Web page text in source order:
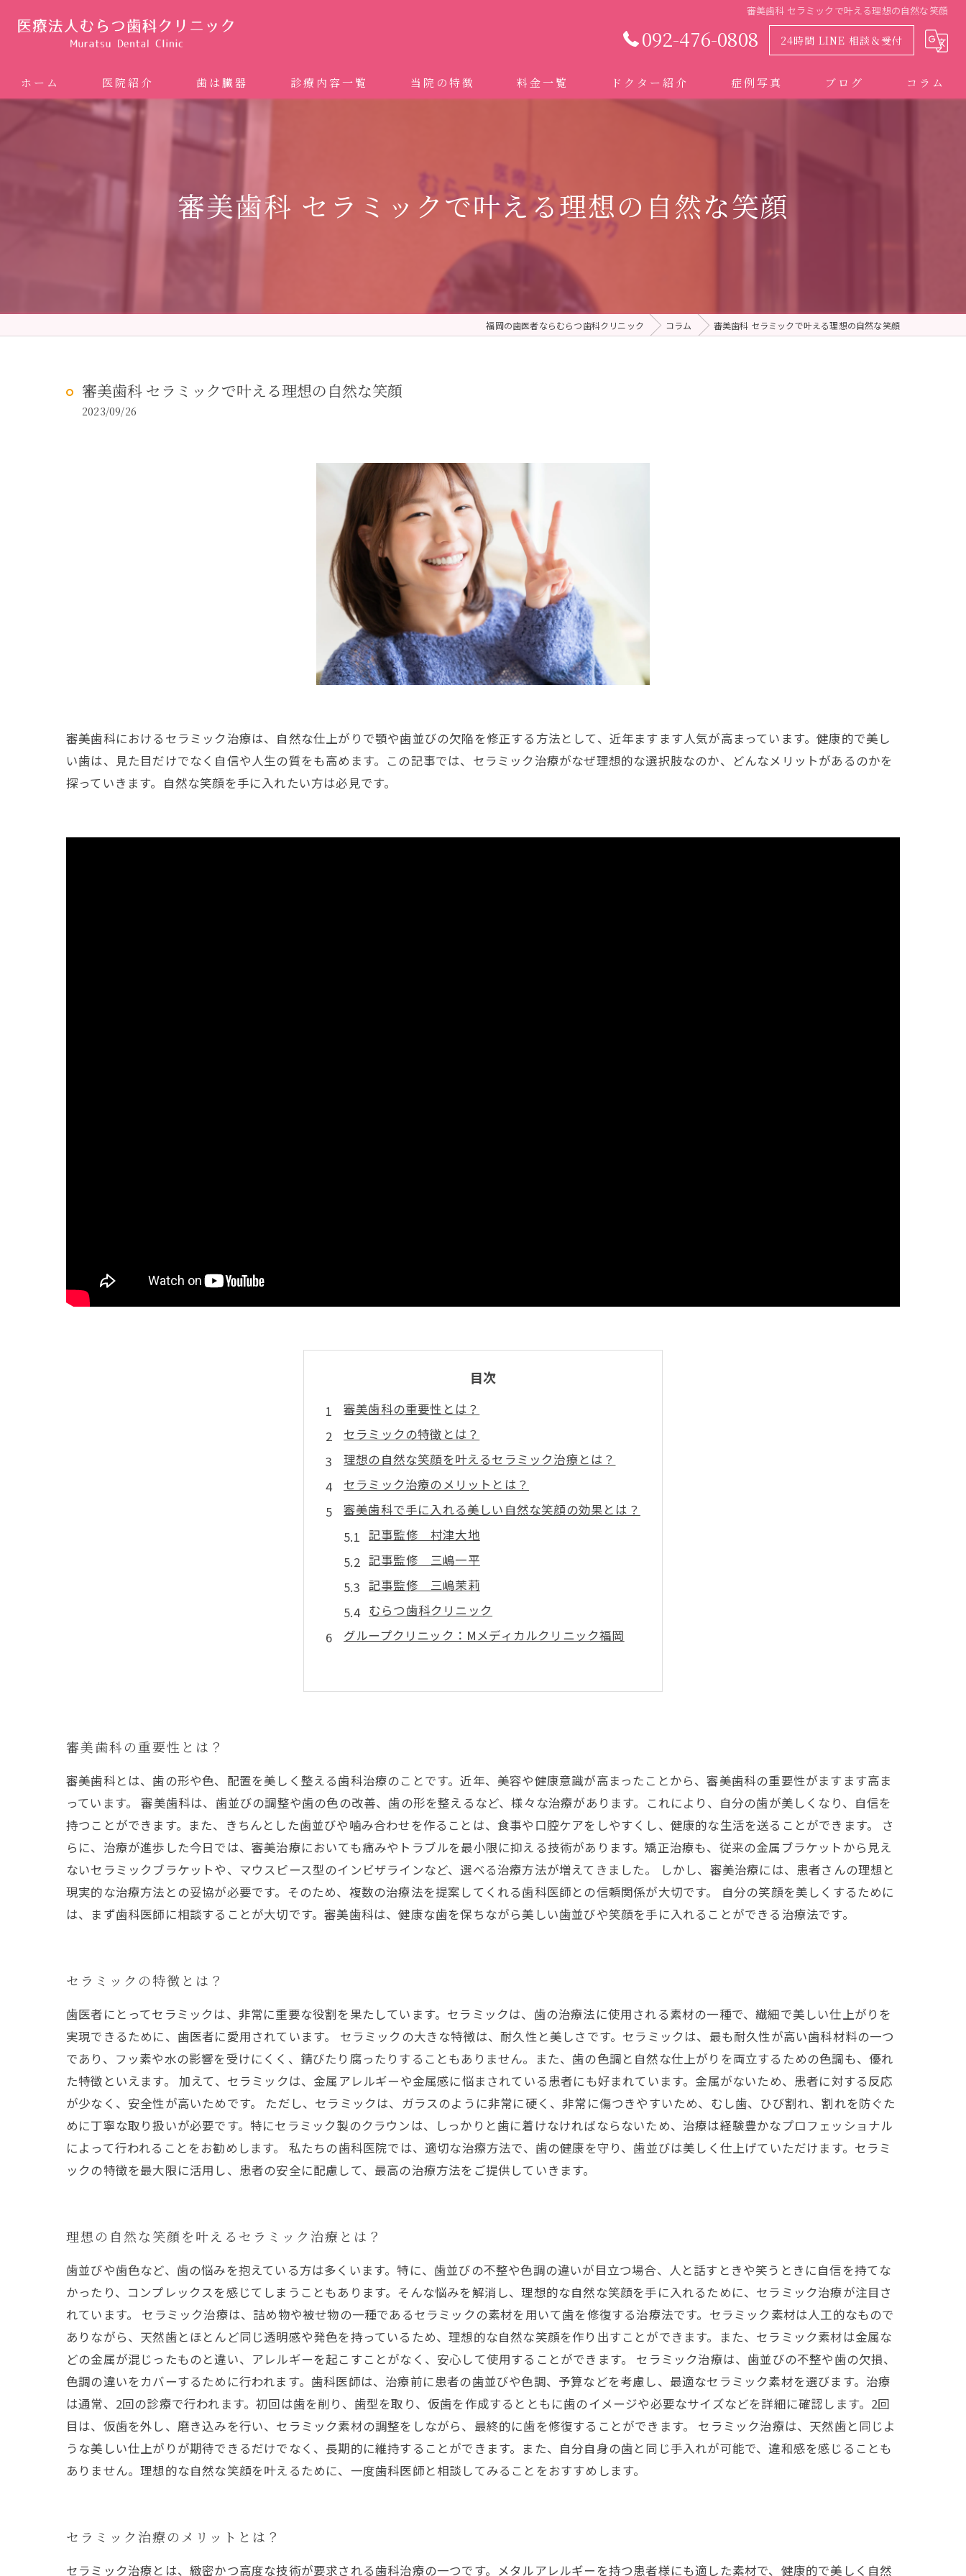
審美歯科 セラミックで叶える理想の自然な笑顔
092-476-0808 24時間 LINE 相談＆受付
ホーム 医院紹介 歯は臓器 診療内容一覧
矯正歯科 (インビザライン、マウスピース矯正）
ホワイトニング
予防歯科 (メンテナンス)
当院の特徴
ドクターむらつのワンライン歯臓ブラシ
料金一覧 ドクター紹介 症例写真 ブログ コラム
審美歯科 セラミックで叶える理想の自然な笑顔
福岡の歯医者ならむらつ歯科クリニック コラム 審美歯科 セラミックで叶える理想の自然な笑顔
審美歯科 セラミックで叶える理想の自然な笑顔
2023/09/26
審美歯科におけるセラミック治療は、自然な仕上がりで顎や歯並びの欠陥を修正する方法として、近年ますます人気が高まっています。健康的で美し
い歯は、見た目だけでなく自信や人生の質をも高めます。この記事では、セラミック治療がなぜ理想的な選択肢なのか、どんなメリットがあるのかを
探っていきます。自然な笑顔を手に入れたい方は必見です。
目次
審美歯科の重要性とは？
セラミックの特徴とは？
理想の自然な笑顔を叶えるセラミック治療とは？
セラミック治療のメリットとは？
審美歯科で手に入れる美しい自然な笑顔の効果とは？
記事監修 村津大地
記事監修 三嶋一平
記事監修 三嶋茉莉
むらつ歯科クリニック
グループクリニック：Mメディカルクリニック福岡
審美歯科の重要性とは？
審美歯科とは、歯の形や色、配置を美しく整える歯科治療のことです。近年、美容や健康意識が高まったことから、審美歯科の重要性がますます高ま
っています。 審美歯科は、歯並びの調整や歯の色の改善、歯の形を整えるなど、様々な治療があります。これにより、自分の歯が美しくなり、自信を
持つことができます。また、きちんとした歯並びや噛み合わせを作ることは、食事や口腔ケアをしやすくし、健康的な生活を送ることができます。 さ
らに、治療が進歩した今日では、審美治療においても痛みやトラブルを最小限に抑える技術があります。矯正治療も、従来の金属ブラケットから見え
ないセラミックブラケットや、マウスピース型のインビザラインなど、選べる治療方法が増えてきました。 しかし、審美治療には、患者さんの理想と
現実的な治療方法との妥協が必要です。そのため、複数の治療法を提案してくれる歯科医師との信頼関係が大切です。 自分の笑顔を美しくするために
は、まず歯科医師に相談することが大切です。審美歯科は、健康な歯を保ちながら美しい歯並びや笑顔を手に入れることができる治療法です。
セラミックの特徴とは？
歯医者にとってセラミックは、非常に重要な役割を果たしています。セラミックは、歯の治療法に使用される素材の一種で、繊細で美しい仕上がりを
実現できるために、歯医者に愛用されています。 セラミックの大きな特徴は、耐久性と美しさです。セラミックは、最も耐久性が高い歯科材料の一つ
であり、フッ素や水の影響を受けにくく、錆びたり腐ったりすることもありません。また、歯の色調と自然な仕上がりを両立するための色調も、優れ
た特徴といえます。 加えて、セラミックは、金属アレルギーや金属感に悩まされている患者にも好まれています。金属がないため、患者に対する反応
が少なく、安全性が高いためです。 ただし、セラミックは、ガラスのように非常に硬く、非常に傷つきやすいため、むし歯、ひび割れ、割れを防ぐた
めに丁寧な取り扱いが必要です。特にセラミック製のクラウンは、しっかりと歯に着けなければならないため、治療は経験豊かなプロフェッショナル
によって行われることをお勧めします。 私たちの歯科医院では、適切な治療方法で、歯の健康を守り、歯並びは美しく仕上げていただけます。セラミ
ックの特徴を最大限に活用し、患者の安全に配慮して、最高の治療方法をご提供していきます。
理想の自然な笑顔を叶えるセラミック治療とは？
歯並びや歯色など、歯の悩みを抱えている方は多くいます。特に、歯並びの不整や色調の違いが目立つ場合、人と話すときや笑うときに自信を持てな
かったり、コンプレックスを感じてしまうこともあります。そんな悩みを解消し、理想的な自然な笑顔を手に入れるために、セラミック治療が注目さ
れています。 セラミック治療は、詰め物や被せ物の一種であるセラミックの素材を用いて歯を修復する治療法です。セラミック素材は人工的なもので
ありながら、天然歯とほとんど同じ透明感や発色を持っているため、理想的な自然な笑顔を作り出すことができます。また、セラミック素材は金属な
どの金属が混じったものと違い、アレルギーを起こすことがなく、安心して使用することができます。 セラミック治療は、歯並びの不整や歯の欠損、
色調の違いをカバーするために行われます。歯科医師は、治療前に患者の歯並びや色調、予算などを考慮し、最適なセラミック素材を選びます。治療
は通常、2回の診療で行われます。初回は歯を削り、歯型を取り、仮歯を作成するとともに歯のイメージや必要なサイズなどを詳細に確認します。2回
目は、仮歯を外し、磨き込みを行い、セラミック素材の調整をしながら、最終的に歯を修復することができます。 セラミック治療は、天然歯と同じよ
うな美しい仕上がりが期待できるだけでなく、長期的に維持することができます。また、自分自身の歯と同じ手入れが可能で、違和感を感じることも
ありません。理想的な自然な笑顔を叶えるために、一度歯科医師と相談してみることをおすすめします。
セラミック治療のメリットとは？
セラミック治療とは、緻密かつ高度な技術が要求される歯科治療の一つです。メタルアレルギーを持つ患者様にも適した素材で、健康的で美しく自然